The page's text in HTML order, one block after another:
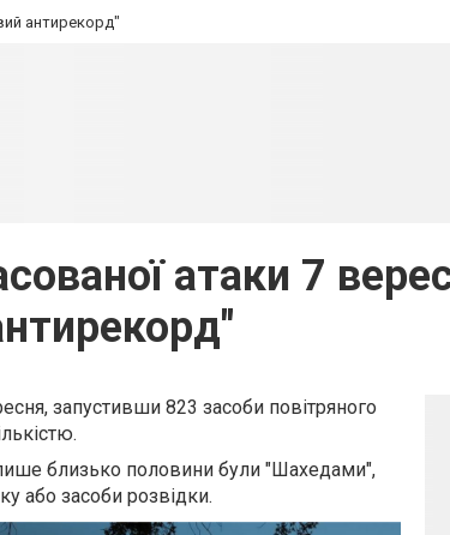
антирекорд"
атаки 7
запустивши 823 засоби повітряного
близько половини були "Шахедами",
або засоби розвідки.